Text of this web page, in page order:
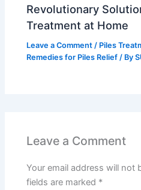
Revolutionary
Treatment at Home
Leave a Comment / Piles
Remedies for Piles Relief / By
Leave a Comment
Your email address will not
fields are marked *